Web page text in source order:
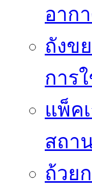
อาก
ถังข
การ
แพ็ค
สถา
ถ้วย